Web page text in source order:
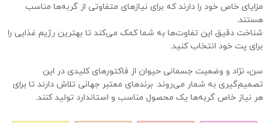
مزایای خاص خود را دارند که برای نیازهای متفاوتی از گربه‌ها مناسب
هستند.
شناخت دقیق این تفاوت‌ها به شما کمک می‌کند تا بهترین رژیم غذایی را
برای پت خود انتخاب کنید.
سن، نژاد و وضعیت جسمانی حیوان از فاکتورهای کلیدی در این
تصمیم‌گیری به شمار می‌روند. برندهای معتبر جهانی تلاش دارند تا برای
هر نیاز خاص گربه‌ها یک محصول مناسب و استاندارد تولید کنند.